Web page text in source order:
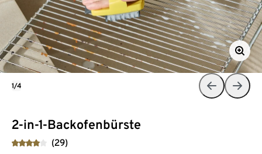
2-in-1-Backofenbürste
(29)
1/4